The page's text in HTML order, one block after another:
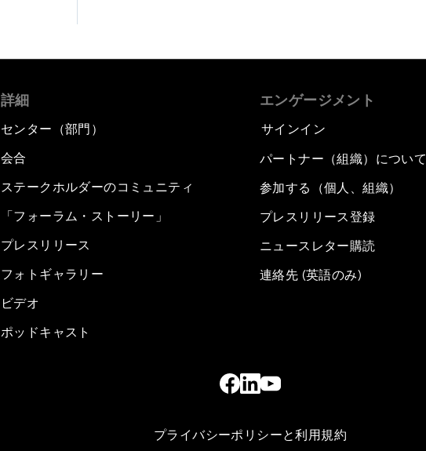
詳細
センター（部門）
会合
ステークホルダーのコミュニティ
「フォーラム・ストーリー」
プレスリリース
フォトギャラリー
ビデオ
ポッドキャスト
エンゲージメント
サインイン
パートナー（組織）について
参加する（個人、組織）
プレスリリース登録
ニュースレター購読
連絡先 (英語のみ)
プライバシーポリシーと利用規約